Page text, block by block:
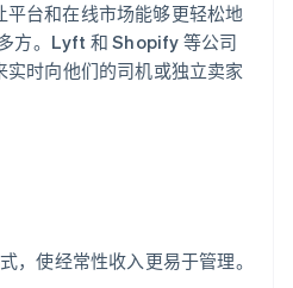
平台和在线市场能够更轻松地
方。Lyft 和 Shopify 等公司
时向他们的司机或独立卖家
，使经常性收入更易于管理。